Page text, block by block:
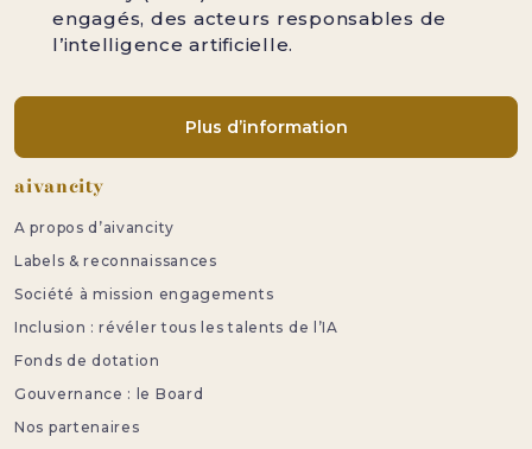
engagés, des acteurs responsables de
l’intelligence artificielle.
Plus d’information
Pied de page
aivancity
A propos d’aivancity
Labels & reconnaissances
Société à mission engagements
Inclusion : révéler tous les talents de l’IA
Fonds de dotation
Gouvernance : le Board
Nos partenaires